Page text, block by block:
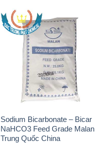
Sodium Bicarbonate – Bicar
NaHCO3 Feed Grade Malan
Trung Quốc China